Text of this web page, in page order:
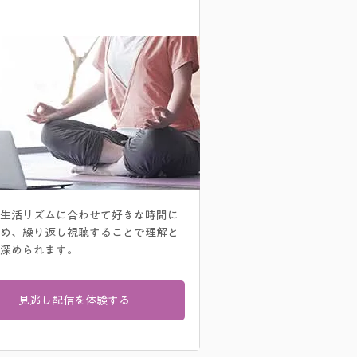
活リズムに合わせて好きな時間に
、繰り返し視聴することで理解と
められます。
見逃し配信を体験する